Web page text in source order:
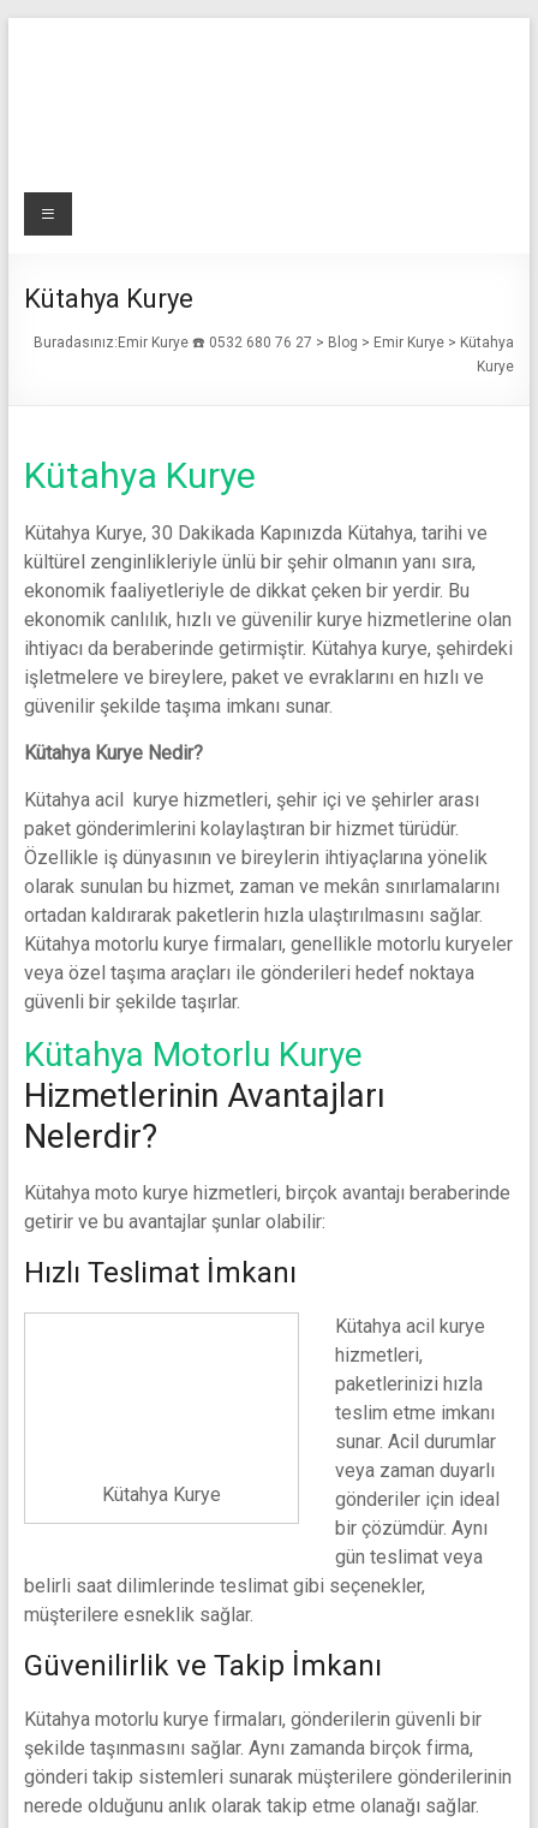
Emir
☎️
0532
27
Menü
Kütahya Kurye
Buradasınız: Emir Kurye ☎️ 0532 680 76 27 > Blog > Emir Kurye > Kütahya
Kurye
Kütahya Kurye
Kütahya Kurye, 30 Dakikada Kapınızda Kütahya, tarihi ve
kültürel zenginlikleriyle ünlü bir şehir olmanın yanı sıra,
ekonomik faaliyetleriyle de dikkat çeken bir yerdir. Bu
ekonomik canlılık, hızlı ve güvenilir kurye hizmetlerine olan
ihtiyacı da beraberinde getirmiştir. Kütahya kurye, şehirdeki
işletmelere ve bireylere, paket ve evraklarını en hızlı ve
güvenilir şekilde taşıma imkanı sunar.
Kütahya Kurye Nedir?
Kütahya acil kurye hizmetleri, şehir içi ve şehirler arası
paket gönderimlerini kolaylaştıran bir hizmet türüdür.
Özellikle iş dünyasının ve bireylerin ihtiyaçlarına yönelik
olarak sunulan bu hizmet, zaman ve mekân sınırlamalarını
ortadan kaldırarak paketlerin hızla ulaştırılmasını sağlar.
Kütahya motorlu kurye firmaları, genellikle motorlu kuryeler
veya özel taşıma araçları ile gönderileri hedef noktaya
güvenli bir şekilde taşırlar.
Kütahya Motorlu Kurye
Hizmetlerinin Avantajları
Nelerdir?
Kütahya moto kurye hizmetleri, birçok avantajı beraberinde
getirir ve bu avantajlar şunlar olabilir:
Hızlı Teslimat İmkanı
Kütahya Kurye
Kütahya acil kurye
hizmetleri,
paketlerinizi hızla
teslim etme imkanı
sunar. Acil durumlar
veya zaman duyarlı
gönderiler için ideal
bir çözümdür. Aynı
gün teslimat veya
belirli saat dilimlerinde teslimat gibi seçenekler,
müşterilere esneklik sağlar.
Güvenilirlik ve Takip İmkanı
Kütahya motorlu kurye firmaları, gönderilerin güvenli bir
şekilde taşınmasını sağlar. Aynı zamanda birçok firma,
gönderi takip sistemleri sunarak müşterilere gönderilerinin
nerede olduğunu anlık olarak takip etme olanağı sağlar.